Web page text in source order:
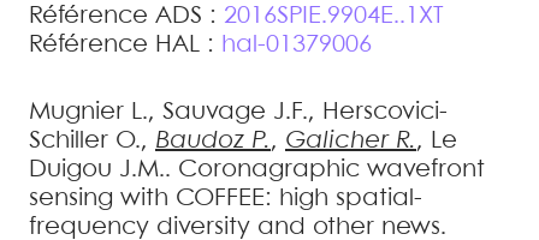
Référence ADS : 2016SPIE.9904E..1XT
Référence HAL : hal-01379006
Mugnier L., Sauvage J.F., Herscovici-
Schiller O., Baudoz P., Galicher R., Le
Duigou J.M.. Coronagraphic wavefront
sensing with COFFEE: high spatial-
frequency diversity and other news.